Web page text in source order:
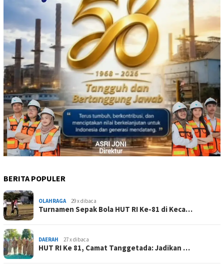
BERITA POPULER
OLAHRAGA 29 x dibaca
Turnamen Sepak Bola HUT RI Ke-81 di Keca…
DAERAH 27 x dibaca
HUT RI Ke 81, Camat Tanggetada: Jadikan …